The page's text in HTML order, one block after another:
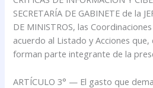
SECRETARÍA DE GABINETE de la
DE MINISTROS, las
acuerdo al Listado y Acciones que,
forman parte integrante de la
ARTÍCULO 3° — El gasto que